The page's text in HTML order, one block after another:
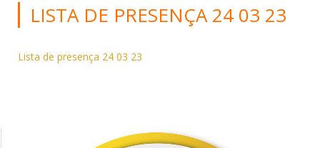
LISTA DE PRESENÇA 24 03 23
Lista de presença 24 03 23